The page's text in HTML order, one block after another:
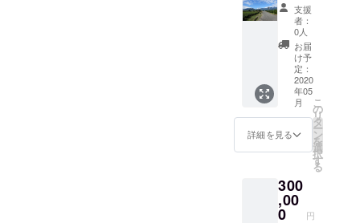
３cm以
下のも
のを想
定して
いま
す） 樂
山院的
文創商
品一個
（http://
www.ha
unt.org.
ucts 從
這裡請
選一
るかは
後に
メール
でおう
かがい
させて
いただ
きま
す 絵
はがき
は９月
通 花
蓮の日
誌は語
ご負担
をお願
いしま
す。
【I'll
help
you
stay in
Hualian
】
While I
stay in
Hualian
, I'll help
you
travel
there.
な物を
ふたつ
お選び
くださ
い 服
などは
サイズ
はXSか
らXLま
でござ
いま
す）＆
滞在の
記した
花蓮の
絵はが
報告会
にご招
待しま
す＆ボ
ラン
ティア
予定で
ある楽
山院の
障害者
の人た
ちが
作った
ふたつ
（http://
www.ha
支援
者：
0人
お届
け予
定：
2020
年05
月
詳細を見る
こ
の
リ
タ
ー
ン
を
選
択
す
る
300
,00
0 円